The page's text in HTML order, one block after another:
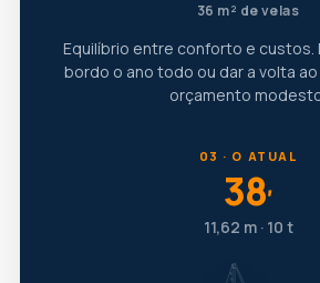
36 m² de velas
Equilíbrio entre conforto e custos.
bordo o ano todo ou dar a volta
orçamento
03 · O ATUAL
38′
11,62 m · 10 t